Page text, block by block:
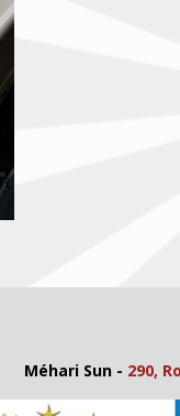
Méhari Sun - 290,